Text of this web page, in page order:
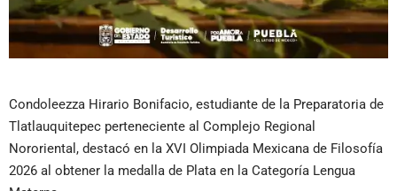
Condoleezza Hirario Bonifacio, estudiante de la Preparatoria de
Tlatlauquitepec perteneciente al Complejo Regional
Nororiental, destacó en la XVI Olimpiada Mexicana de Filosofía
2026 al obtener la medalla de Plata en la Categoría Lengua